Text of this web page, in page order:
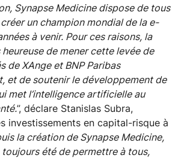
Synapse Medicine dispose de tous
un champion mondial de la e-
à venir. Pour ces raisons, la
heureuse de mener cette levée de
de XAnge et BNP Paribas
et de soutenir le développement de
met l’intelligence artificielle au
”, déclare Stanislas Subra,
investissements en capital-risque à
la création de Synapse Medicine,
été de permettre à tous,